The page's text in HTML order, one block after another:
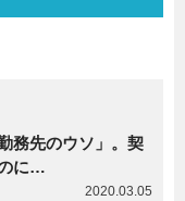
務先のウソ」。契
に…
2020.03.05